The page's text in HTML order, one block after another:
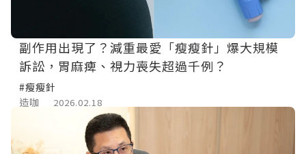
副作用出現了？減重最愛「瘦瘦針」爆大規模
訴訟，胃麻痺、視力喪失超過千例？
#瘦瘦針
造咖
2026.02.18